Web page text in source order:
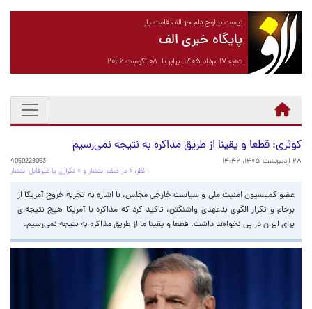
نیست بر لوح دلم جز الف قامت یار
پایگاه خبری الف
شنبه ۱۷ مرداد ۱۴۰۵ برابر با ۰۸ آگوست ۲۰۲۶
کوثری: قطعا و یقینا از طریق مذاکره به نتیجه نمی‌رسیم
۲۸ اردیبهشت ۱۴۰۵، ۱۴:۴۲
4050228053
۱ نظر، ۰ در صف انتشار و ۰ تکراری یا غیرقابل انتشار
عضو کمیسیون امنیت ملی و سیاست خارجی مجلس، با اشاره به تجربه خروج آمریکا از
برجام و تکرار الگوی بدعهدی واشنگتن، تاکید کرد که مذاکره با آمریکا هیچ نتیجه‌ای
برای ایران در پی نخواهد داشت. قطعا و یقینا ما از طریق مذاکره به نتیجه نمی‌رسیم.